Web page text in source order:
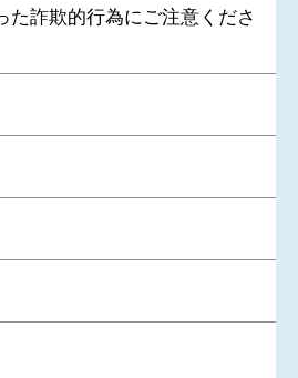
た詐欺的行為にご注意くださ